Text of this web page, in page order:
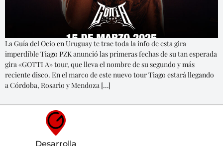
La Guía del Ocio en Uruguay te trae toda la info de esta gira
imperdible Tiago PZK anunció las primeras fechas de su tan esperada
gira «GOTTI A» tour, que lleva el nombre de su segundo y más
reciente disco. En el marco de este nuevo tour Tiago estará llegando
a Córdoba, Rosario y Mendoza […]
Desarrolla